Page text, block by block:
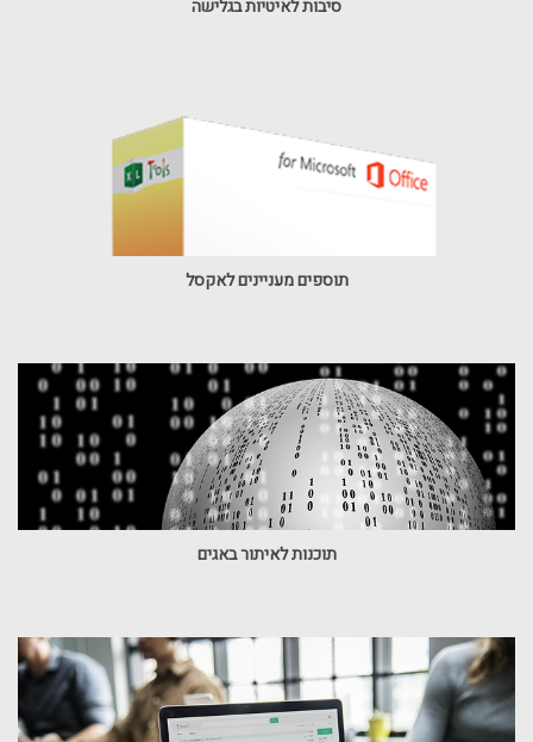
סיבות לאיטיות בגלישה
תוספים מעניינים לאקסל
תוכנות לאיתור באגים